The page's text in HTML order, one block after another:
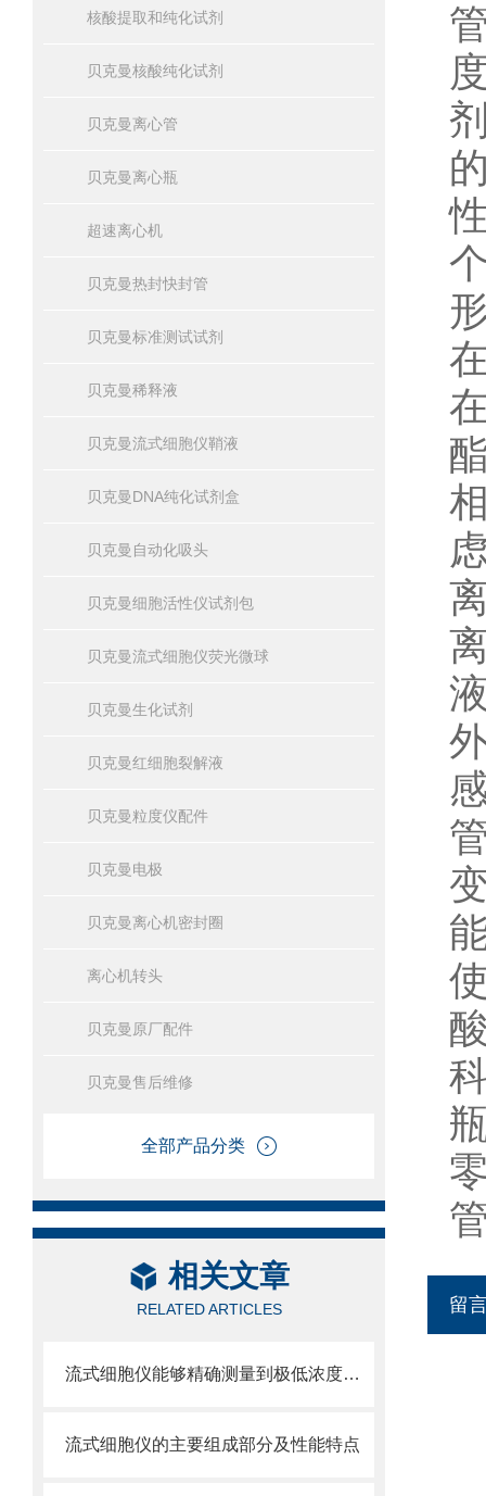
核酸提取和纯化试剂
贝克曼核酸纯化试剂
贝克曼离心管
贝克曼离心瓶
超速离心机
贝克曼热封快封管
贝克曼标准测试试剂
贝克曼稀释液
贝克曼流式细胞仪鞘液
贝克曼DNA纯化试剂盒
贝克曼自动化吸头
贝克曼细胞活性仪试剂包
贝克曼流式细胞仪荧光微球
贝克曼生化试剂
贝克曼红细胞裂解液
贝克曼粒度仪配件
贝克曼电极
贝克曼离心机密封圈
离心机转头
贝克曼原厂配件
贝克曼售后维修
全部产品分类
相关文章
RELATED ARTICLES
流式细胞仪能够精确测量到极低浓度的标记物
流式细胞仪的主要组成部分及性能特点
留